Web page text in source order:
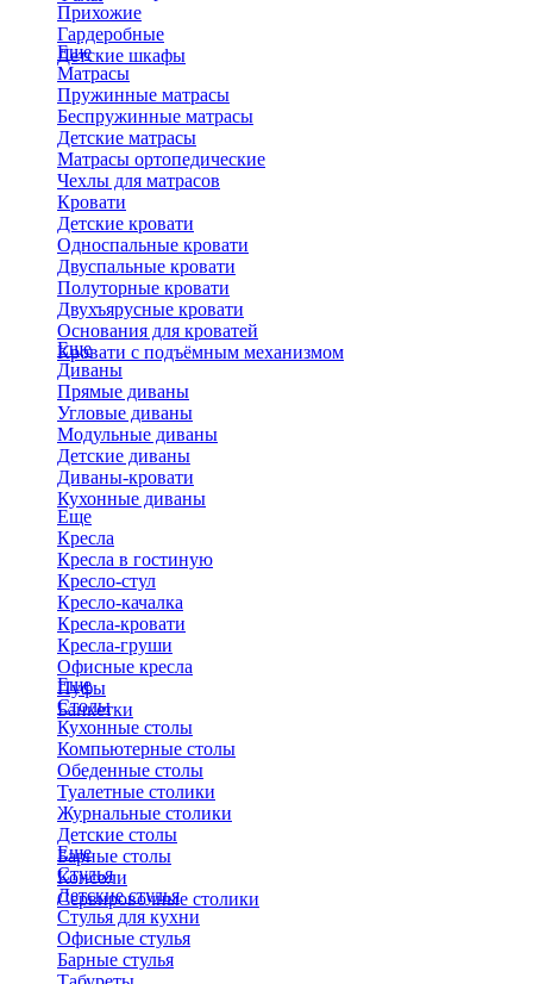
Прихожие
Гардеробные
Детские шкафы
Еще
Матрасы
Пружинные матрасы
Беспружинные матрасы
Детские матрасы
Матрасы ортопедические
Чехлы для матрасов
Кровати
Детские кровати
Односпальные кровати
Двуспальные кровати
Полуторные кровати
Двухъярусные кровати
Основания для кроватей
Кровати с подъёмным механизмом
Еще
Диваны
Прямые диваны
Угловые диваны
Модульные диваны
Детские диваны
Диваны-кровати
Кухонные диваны
Еще
Кресла
Кресла в гостиную
Кресло-стул
Кресло-качалка
Кресла-кровати
Кресла-груши
Офисные кресла
Пуфы
Банкетки
Еще
Столы
Кухонные столы
Компьютерные столы
Обеденные столы
Туалетные столики
Журнальные столики
​Детские столы
Барные столы
Консоли
Сервировочные столики
Еще
Стулья
Детские стулья
Стулья для кухни
Офисные стулья
Барные стулья